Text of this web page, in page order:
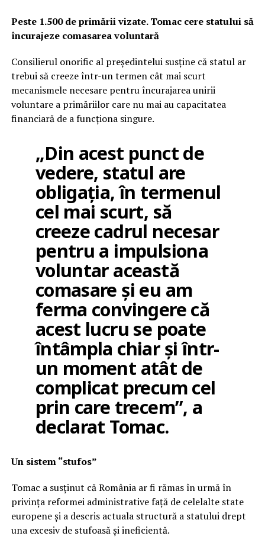
Peste 1.500 de primării vizate. Tomac cere statului să
încurajeze comasarea voluntară
Consilierul onorific al președintelui susține că statul ar
trebui să creeze într-un termen cât mai scurt
mecanismele necesare pentru încurajarea unirii
voluntare a primăriilor care nu mai au capacitatea
financiară de a funcționa singure.
„Din acest punct de
vedere, statul are
obligația, în termenul
cel mai scurt, să
creeze cadrul necesar
pentru a impulsiona
voluntar această
comasare și eu am
ferma convingere că
acest lucru se poate
întâmpla chiar și într-
un moment atât de
complicat precum cel
prin care trecem”, a
declarat Tomac.
Un sistem “stufos”
Tomac a susținut că România ar fi rămas în urmă în
privința reformei administrative față de celelalte state
europene și a descris actuala structură a statului drept
una excesiv de stufoasă și ineficientă.